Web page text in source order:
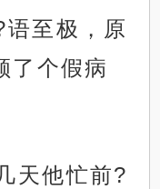
至极，原
了个假病
天他忙前?